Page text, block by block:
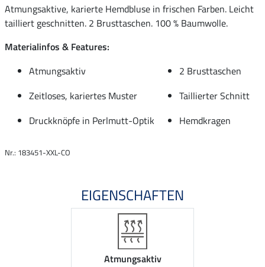
Atmungsaktive, karierte Hemdbluse in frischen Farben. Leicht
tailliert geschnitten. 2 Brusttaschen. 100 % Baumwolle.
Materialinfos & Features:
Atmungsaktiv
2 Brusttaschen
Zeitloses, kariertes Muster
Taillierter Schnitt
Druckknöpfe in Perlmutt-Optik
Hemdkragen
Nr.: 183451-XXL-CO
EIGENSCHAFTEN
Atmungsaktiv